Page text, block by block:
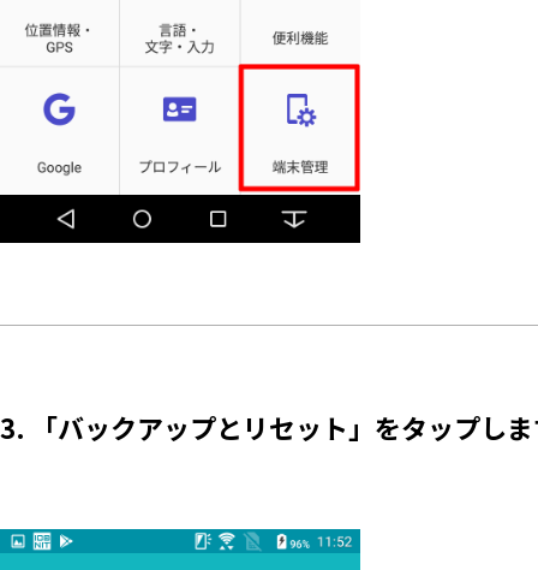
3. 「バックアップとリセット」をタップし